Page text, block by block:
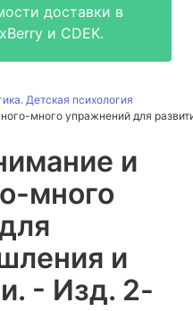
доставки в
и CDEK.
Детская психология
много упражнений для
и
много
и
- Изд. 2-